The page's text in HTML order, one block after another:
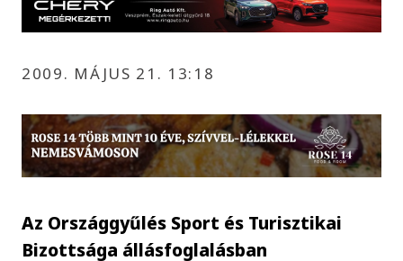
2009. MÁJUS 21. 13:18
Az Országgyűlés Sport és Turisztikai
Bizottsága állásfoglalásban